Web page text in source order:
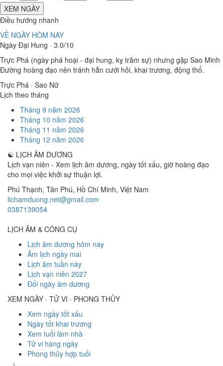
XEM NGÀY
Điều hướng nhanh
VỀ NGÀY HÔM NAY
Ngày Đại Hung · 3.0/10
Trực Phá (ngày phá hoại - đại hung, kỵ trăm sự) nhưng gặp Sao Minh
Đường hoàng đạo nên tránh hẳn cưới hỏi, khai trương, động thổ.
Trực Phá · Sao Nữ
Lịch theo tháng
Tháng 9 năm 2026
Tháng 10 năm 2026
Tháng 11 năm 2026
Tháng 12 năm 2026
☯ LỊCH ÂM DƯƠNG
Lịch vạn niên - Xem lịch âm dương, ngày tốt xấu, giờ hoàng đạo
cho mọi việc khởi sự thuận lợi.
Phú Thạnh, Tân Phú, Hồ Chí Minh, Việt Nam
lichamduong.net@gmail.com
0387139054
LỊCH ÂM & CÔNG CỤ
Lịch âm dương hôm nay
Âm lịch ngày mai
Lịch âm tuần này
Lịch vạn niên 2027
Đổi ngày âm dương
XEM NGÀY · TỬ VI · PHONG THỦY
Xem ngày tốt xấu
Ngày tốt khai trương
Xem tuổi làm nhà
Tử vi hàng ngày
Phong thủy hợp tuổi